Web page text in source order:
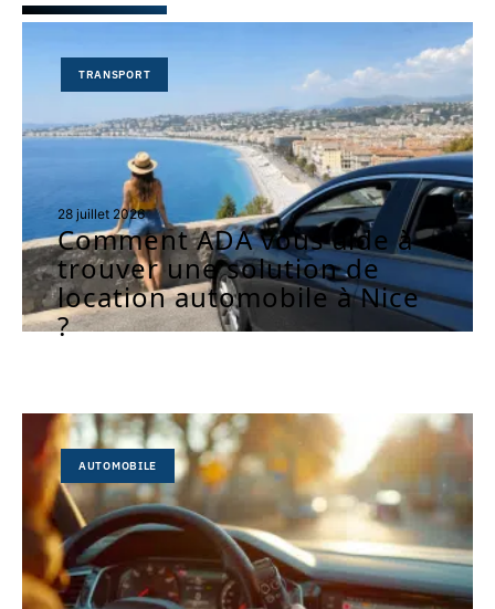
TRANSPORT
28 juillet 2026
Comment ADA vous aide à
trouver une solution de
location automobile à Nice
?
AUTOMOBILE